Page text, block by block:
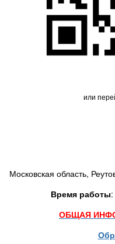
или
Московская область,
Время работы:
ОБЩАЯ